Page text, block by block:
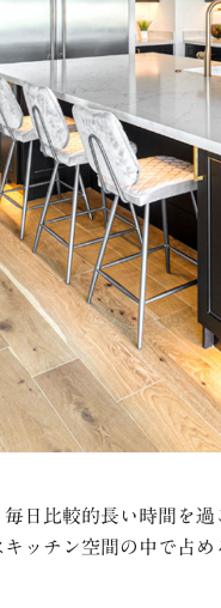
日比較的長い時間を
ッチン空間の中で占